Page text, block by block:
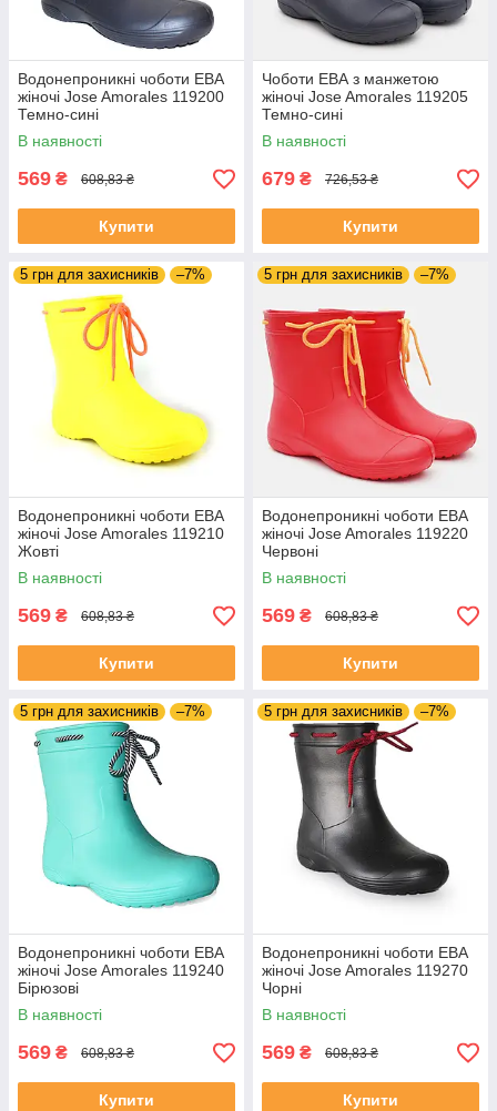
Водонепроникні чоботи ЕВА
жіночі Jose Amorales 119200
Темно-сині
В наявності
569 ₴ 608,83 ₴
Купити
Чоботи ЕВА з манжетою
жіночі Jose Amorales 119205
Темно-сині
В наявності
679 ₴ 726,53 ₴
Купити
5 грн для захисників –7%
Водонепроникні чоботи ЕВА
жіночі Jose Amorales 119210
Жовті
В наявності
569 ₴ 608,83 ₴
Купити
5 грн для захисників –7%
Водонепроникні чоботи ЕВА
жіночі Jose Amorales 119220
Червоні
В наявності
569 ₴ 608,83 ₴
Купити
5 грн для захисників –7%
Водонепроникні чоботи ЕВА
жіночі Jose Amorales 119240
Бірюзові
В наявності
569 ₴ 608,83 ₴
Купити
5 грн для захисників –7%
Водонепроникні чоботи ЕВА
жіночі Jose Amorales 119270
Чорні
В наявності
569 ₴ 608,83 ₴
Купити